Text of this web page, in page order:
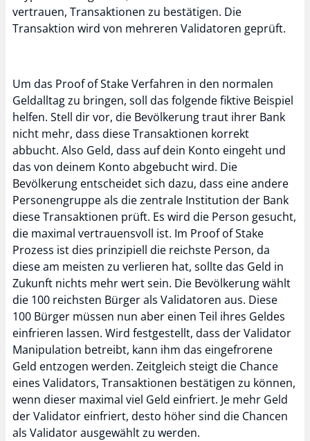
vertrauen, Transaktionen zu bestätigen. Die
Transaktion wird von mehreren Validatoren geprüft.
Um das Proof of Stake Verfahren in den normalen
Geldalltag zu bringen, soll das folgende fiktive Beispiel
helfen. Stell dir vor, die Bevölkerung traut ihrer Bank
nicht mehr, dass diese Transaktionen korrekt
abbucht. Also Geld, dass auf dein Konto eingeht und
das von deinem Konto abgebucht wird. Die
Bevölkerung entscheidet sich dazu, dass eine andere
Personengruppe als die zentrale Institution der Bank
diese Transaktionen prüft. Es wird die Person gesucht,
die maximal vertrauensvoll ist. Im Proof of Stake
Prozess ist dies prinzipiell die reichste Person, da
diese am meisten zu verlieren hat, sollte das Geld in
Zukunft nichts mehr wert sein. Die Bevölkerung wählt
die 100 reichsten Bürger als Validatoren aus. Diese
100 Bürger müssen nun aber einen Teil ihres Geldes
einfrieren lassen. Wird festgestellt, dass der Validator
Manipulation betreibt, kann ihm das eingefrorene
Geld entzogen werden. Zeitgleich steigt die Chance
eines Validators, Transaktionen bestätigen zu können,
wenn dieser maximal viel Geld einfriert. Je mehr Geld
der Validator einfriert, desto höher sind die Chancen
als Validator ausgewählt zu werden.